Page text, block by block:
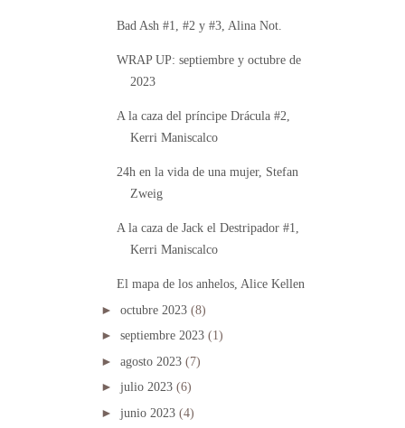
Bad Ash #1, #2 y #3, Alina Not.
WRAP UP: septiembre y octubre de
2023
A la caza del príncipe Drácula #2,
Kerri Maniscalco
24h en la vida de una mujer, Stefan
Zweig
A la caza de Jack el Destripador #1,
Kerri Maniscalco
El mapa de los anhelos, Alice Kellen
► octubre 2023 (8)
► septiembre 2023 (1)
► agosto 2023 (7)
► julio 2023 (6)
► junio 2023 (4)